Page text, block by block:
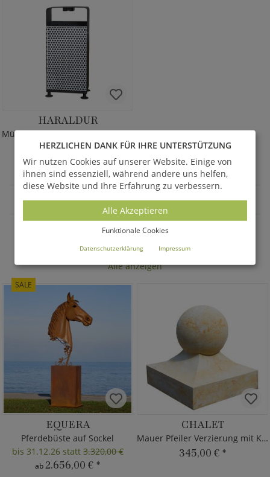
HARALDUR
Mülleimer mit Aschenbecher & Dach
1.018,00 €*
STADTINVENTAR
AKTUELLE ANGEBOTE - SALE %
Alle anzeigen
SALE
EQUERA
Pferdebüste auf Sockel
bis 31.12.26 statt3.320,00 €
ab2.656,00 € *
CHALET
Mauer Pfeiler Verzierung mit Kugel
345,00 € *
HERZLICHEN DANK FÜR IHRE UNTERSTÜTZUNG
Wir nutzen Cookies auf unserer Website. Einige von
ihnen sind essenziell, während andere uns helfen,
diese Website und Ihre Erfahrung zu verbessern.
Alle Akzeptieren
Funktionale Cookies
Datenschutzerklärung Impressum